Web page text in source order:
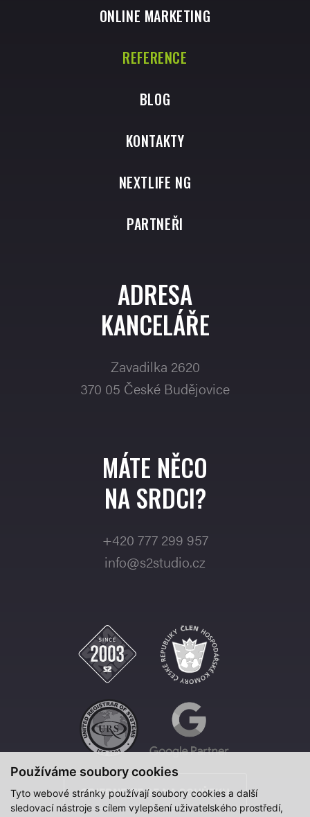
Používáme soubory cookies
Tyto webové stránky používají soubory cookies a další
sledovací nástroje s cílem vylepšení uživatelského prostředí,
ONLINE MARKETING
REFERENCE
BLOG
KONTAKTY
NEXTLIFE NG
PARTNEŘI
ADRESA
KANCELÁŘE
Zavadilka 2620
370 05 České Budějovice
MÁTE NĚCO
NA SRDCI?
+420 777 299 957
info@s2studio.cz
OBJEDNEJTE SE NA SCHŮZKU